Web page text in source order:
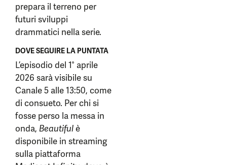
prepara il terreno per
futuri sviluppi
drammatici nella serie.
DOVE SEGUIRE LA PUNTATA
L’episodio del 1° aprile
2026 sarà visibile su
Canale 5 alle 13:50, come
di consueto. Per chi si
fosse perso la messa in
onda, Beautifulè
disponibile in streaming
sulla piattaforma